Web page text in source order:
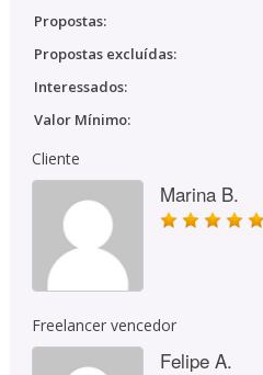
Propostas:
Propostas excluídas:
Interessados:
Valor Mínimo:
Cliente
Marina B.
Freelancer vencedor
Felipe A.